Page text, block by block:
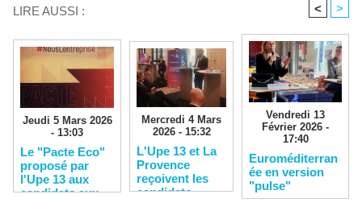
LIRE AUSSI : < >
Jeudi 5 Mars 2026
- 13:03
Le "Pacte Eco"
proposé par
l'Upe 13 aux
candidats aux
Mercredi 4 Mars
2026 - 15:32
L'Upe 13 et La
Provence
reçoivent les
candidats
Vendredi 13
Février 2026 -
17:40
Euroméditerran
ée en version
"pulse"